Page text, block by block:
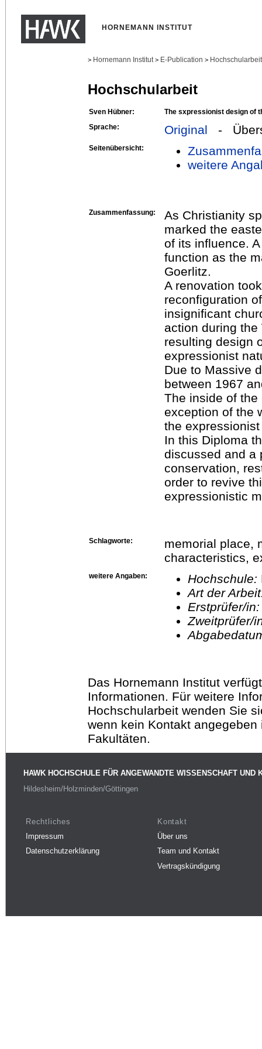
HORNEMANN INSTITUT
> Hornemann Institut > E-Publication >
Hochschularbeit
Sven Hübner:
The sxpressionist design of
Sprache:
Original -
Seitenübersicht:
weitere
Zusammenfassung:
As Christianity
marked the
of its influence.
function as the
Goerlitz.
A renovation
reconfiguration
insignificant
action during the
resulting design
expressionist
Due to Massive
between 1967
The inside of
exception of the
the
In this Diploma
discussed and a
conservation,
order to revive
expressionistic
Schlagworte:
memorial place,
characteristics,
weitere Angaben: Hochschule:
Art der
Erstprüfer/
Das Hornemann Institut
Informationen. Für weitere
Hochschularbeit wenden Sie
wenn kein Kontakt
Fakultäten.
HAWK HOCHSCHULE FÜR ANGEWANDTE WISSENSCHAFT UND
Hildesheim/Holzminden/Göttingen
Rechtliches
Impressum
Datenschutzerklärung
Kontakt
Über uns
Team und Kontakt
Vertragskündigung